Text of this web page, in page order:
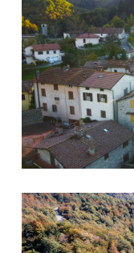
Firenzuola